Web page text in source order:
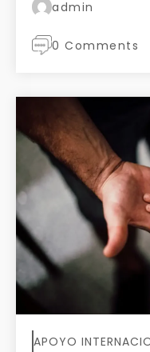
admin
0 Comments
APOYO